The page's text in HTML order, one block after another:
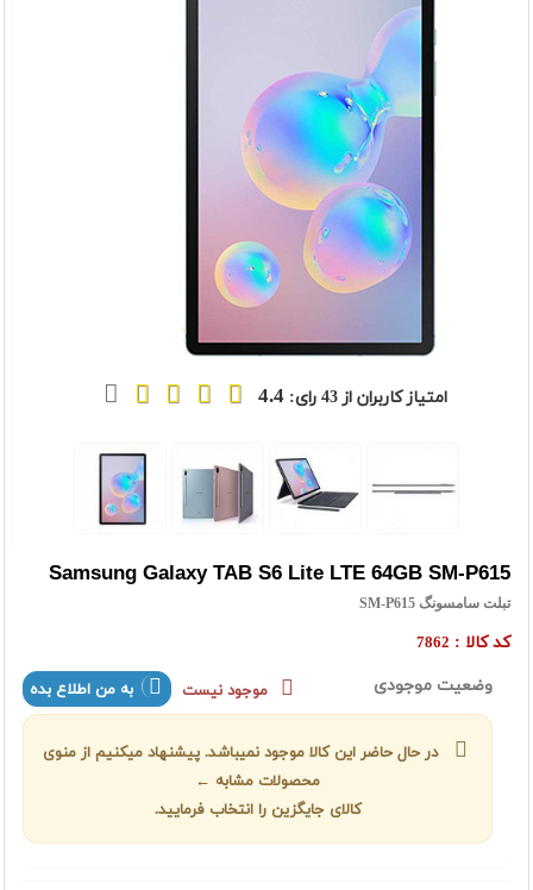
امتیاز کاربران از43 رای: 4.4
Samsung Galaxy TAB S6 Lite LTE 64GB SM-P615
تبلت سامسونگ SM-P615
کد کالا : 7862
وضعیت موجودی موجود نیست به من اطلاع بده
در حال حاضر این کالا موجود نمیباشد. پیشنهاد میکنیم از منوی
محصولات مشابه ←
کالای جایگزین را انتخاب فرمایید.